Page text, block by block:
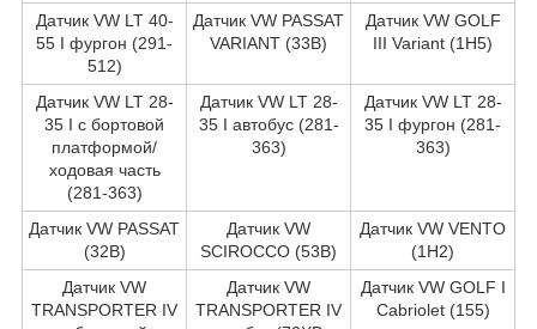
Датчик VW LT 40-
55 I фургон (291-
512)
Датчик VW PASSAT
VARIANT (33B)
Датчик VW GOLF
III Variant (1H5)
Датчик VW LT 28-
35 I c бортовой
платформой/
ходовая часть
(281-363)
Датчик VW LT 28-
35 I автобус (281-
363)
Датчик VW LT 28-
35 I фургон (281-
363)
Датчик VW PASSAT
(32B)
Датчик VW
SCIROCCO (53B)
Датчик VW VENTO
(1H2)
Датчик VW
TRANSPORTER IV
Датчик VW
TRANSPORTER IV
Датчик VW GOLF I
Cabriolet (155)